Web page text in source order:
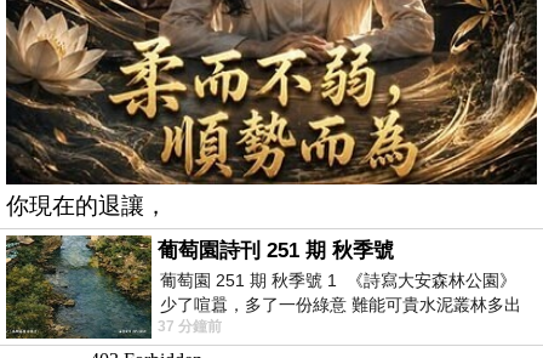
你現在的退讓，
葡萄園詩刊 251 期 秋季號
葡萄園 251 期 秋季號 1 《詩寫大安森林公園》
少了喧囂，多了一份綠意 難能可貴水泥叢林多出
一
37 分鐘前